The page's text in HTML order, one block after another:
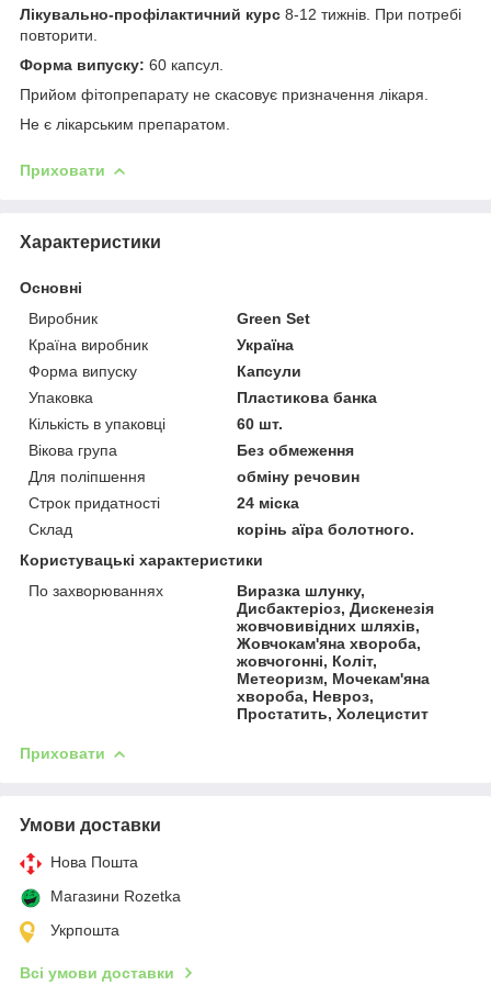
Лікувально-профілактичний курс 8-12 тижнів. При потребі
повторити.
Форма випуску: 60 капсул.
Прийом фітопрепарату не скасовує призначення лікаря.
Не є лікарським препаратом.
Приховати
Характеристики
Основні
Виробник
Green Set
Країна виробник
Україна
Форма випуску
Капсули
Упаковка
Пластикова банка
Кількість в упаковці
60 шт.
Вікова група
Без обмеження
Для поліпшення
обміну речовин
Строк придатності
24 міска
Склад
корінь аїра болотного.
Користувацькі характеристики
По захворюваннях
Виразка шлунку,
Дисбактеріоз, Дискенезія
жовчовивідних шляхів,
Жовчокам'яна хвороба,
жовчогонні, Коліт,
Метеоризм, Мочекам'яна
хвороба, Невроз,
Простатить, Холецистит
Приховати
Умови доставки
Нова Пошта
Магазини Rozetka
Укрпошта
Всі умови доставки